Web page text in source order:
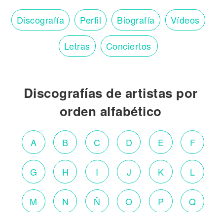
Discografía Perfil Biografía Vídeos
Letras Conciertos
Discografías de artistas por
orden alfabético
A B C D E F
G H I J K L
M N Ñ O P Q